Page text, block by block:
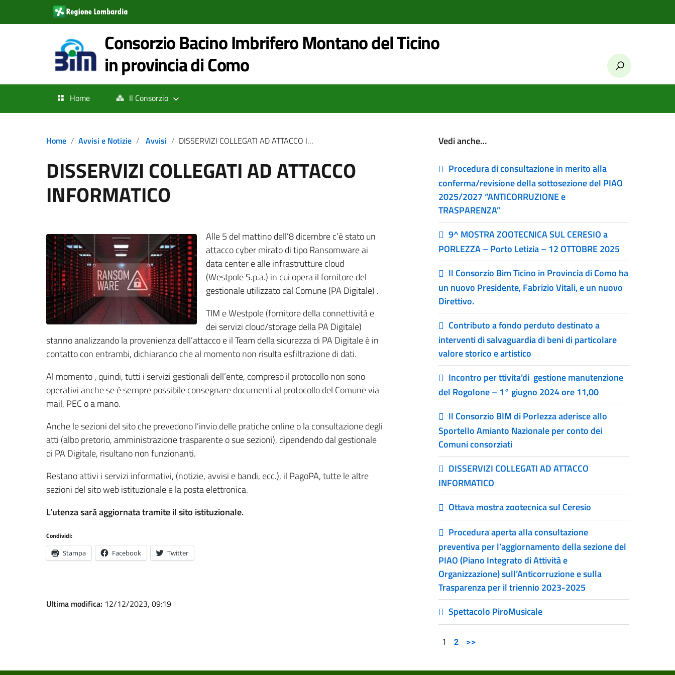
Consorzio Bacino Imbrifero Montano del Ticino
in provincia di Como
Home Il Consorzio
Home Avvisi e Notizie Avvisi DISSERVIZI COLLEGATI AD ATTACCO INFORMATICO
DISSERVIZI COLLEGATI AD ATTACCO
INFORMATICO
Alle 5 del mattino dell’8 dicembre c’è stato un
attacco cyber mirato di tipo Ransomware ai
data center e alle infrastrutture cloud
(Westpole S.p.a.) in cui opera il fornitore del
gestionale utilizzato dal Comune (PA Digitale) .
TIM e Westpole (fornitore della connettività e
dei servizi cloud/storage della PA Digitale)
stanno analizzando la provenienza dell’attacco e il Team della sicurezza di PA Digitale è in
contatto con entrambi, dichiarando che al momento non risulta esfiltrazione di dati.
Al momento , quindi, tutti i servizi gestionali dell’ente, compreso il protocollo non sono
operativi anche se è sempre possibile consegnare documenti al protocollo del Comune via
mail, PEC o a mano.
Anche le sezioni del sito che prevedono l’invio delle pratiche online o la consultazione degli
atti (albo pretorio, amministrazione trasparente o sue sezioni), dipendendo dal gestionale
di PA Digitale, risultano non funzionanti.
Restano attivi i servizi informativi, (notizie, avvisi e bandi, ecc.), il PagoPA, tutte le altre
sezioni del sito web istituzionale e la posta elettronica.
L’utenza sarà aggiornata tramite il sito istituzionale.
Condividi:
Stampa Facebook Twitter
Ultima modifica: 12/12/2023, 09:19
Vedi anche…
Procedura di consultazione in merito alla
conferma/revisione della sottosezione del PIAO
2025/2027 “ANTICORRUZIONE e
TRASPARENZA”
9^ MOSTRA ZOOTECNICA SUL CERESIO a
PORLEZZA – Porto Letizia – 12 OTTOBRE 2025
Il Consorzio Bim Ticino in Provincia di Como ha
un nuovo Presidente, Fabrizio Vitali, e un nuovo
Direttivo.
Contributo a fondo perduto destinato a
interventi di salvaguardia di beni di particolare
valore storico e artistico
Incontro per ttivita’di gestione manutenzione
del Rogolone – 1° giugno 2024 ore 11,00
Il Consorzio BIM di Porlezza aderisce allo
Sportello Amianto Nazionale per conto dei
Comuni consorziati
DISSERVIZI COLLEGATI AD ATTACCO
INFORMATICO
Ottava mostra zootecnica sul Ceresio
Procedura aperta alla consultazione
preventiva per l’aggiornamento della sezione del
PIAO (Piano Integrato di Attività e
Organizzazione) sull’Anticorruzione e sulla
Trasparenza per il triennio 2023-2025
Spettacolo PiroMusicale
1 2 >>